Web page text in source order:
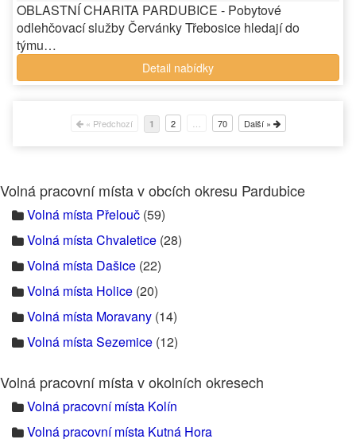
OBLASTNÍ CHARITA PARDUBICE - Pobytové
odlehčovací služby Červánky Třebosice hledají do
týmu…
Detail nabídky
« Předchozí 1 2 70 Další »
Volná pracovní místa v obcích okresu Pardubice
Volná místa Přelouč (59)
Volná místa Chvaletice (28)
Volná místa Dašice (22)
Volná místa Holice (20)
Volná místa Moravany (14)
Volná místa Sezemice (12)
Volná pracovní místa v okolních okresech
Volná pracovní místa Kolín
Volná pracovní místa Kutná Hora